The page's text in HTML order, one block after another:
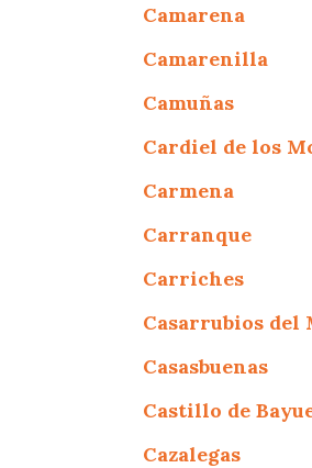
Camarena
Camarenilla
Camuñas
Cardiel de los
Carmena
Carranque
Carriches
Casarrubios del
Casasbuenas
Castillo de
Cazalegas